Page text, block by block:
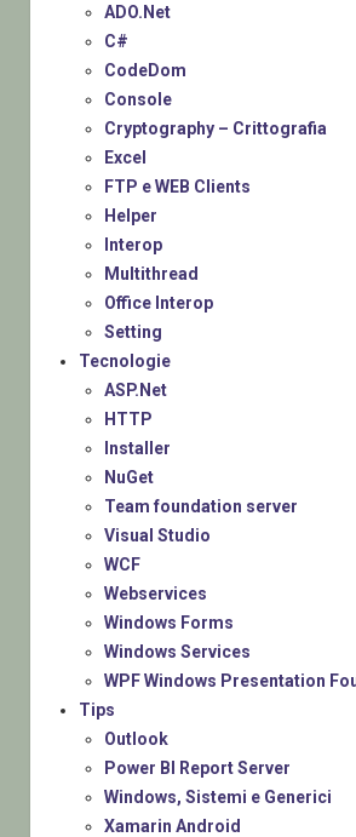
ADO.Net
C#
CodeDom
Console
Cryptography – Crittografia
Excel
FTP e WEB Clients
Helper
Interop
Multithread
Office Interop
Setting
Tecnologie
ASP.Net
HTTP
Installer
NuGet
Team foundation server
Visual Studio
WCF
Webservices
Windows Forms
Windows Services
WPF Windows Presentation
Tips
Outlook
Power BI Report Server
Windows, Sistemi e Generici
Xamarin Android